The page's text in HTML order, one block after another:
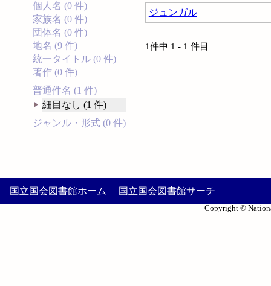
個人名 (0 件)
家族名 (0 件)
団体名 (0 件)
地名 (9 件)
統一タイトル (0 件)
著作 (0 件)
普通件名 (1 件)
細目なし (1 件)
ジャンル・形式 (0 件)
ジュンガル
1件中 1 - 1 件目
国立国会図書館ホーム 国立国会図書館サーチ
Copyright ©